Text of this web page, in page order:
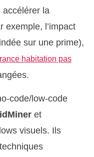
accélérer la
exemple, l’impact
sur une prime),
habitation pas
code/low-code
et
visuels. Ils